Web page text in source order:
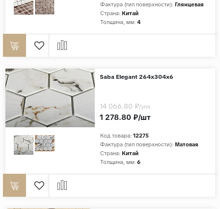
Бетон
Фактура (тип поверхности): Глянцевая
Страна: Китай
Толщина, мм: 4
Saba Elegant 264х304х6
Код товара: 12275
Фактура (тип поверхности): Матовая
Страна: Китай
Толщина, мм: 6
1 278.80 ₽/шт
14 066.80 ₽/упк